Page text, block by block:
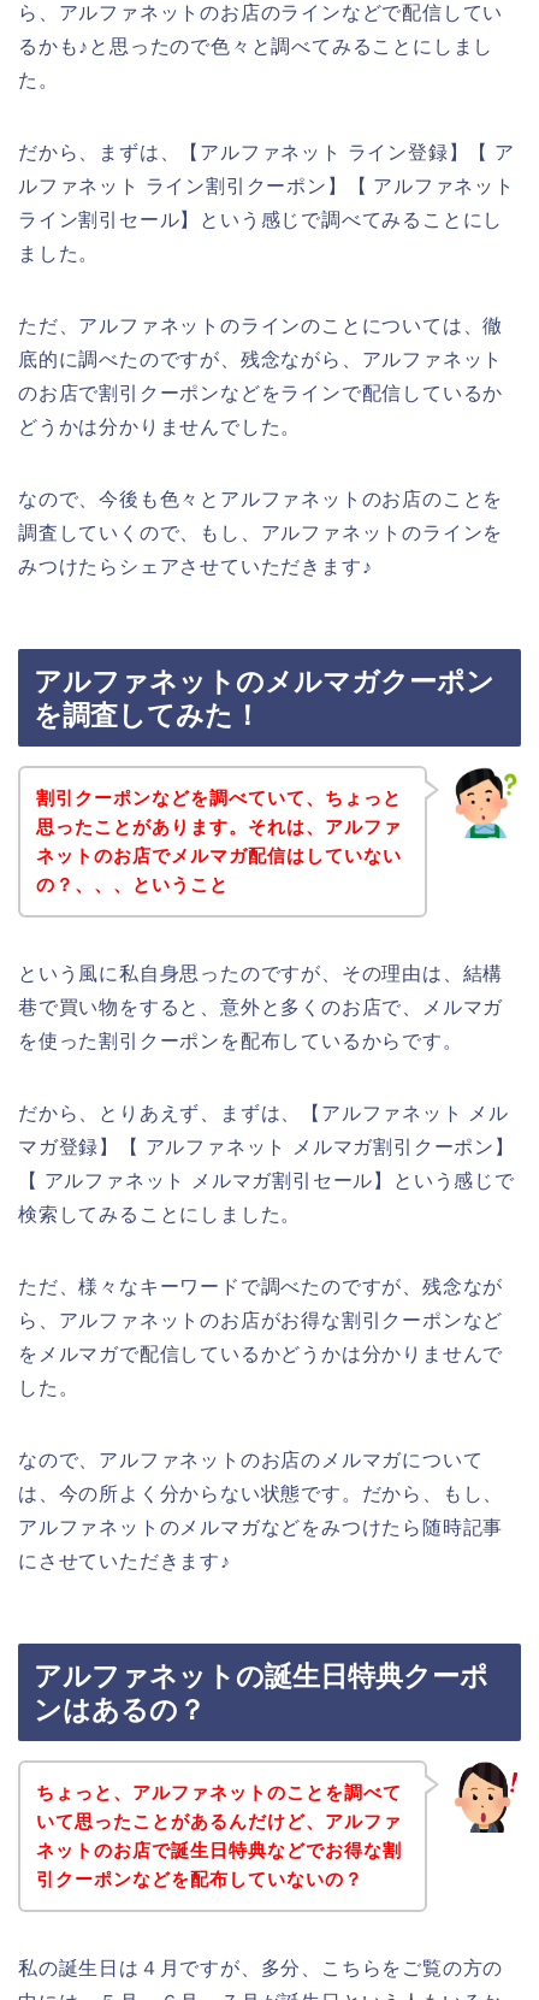
ら、アルファネットのお店のラインなどで配信してい
るかも♪と思ったので色々と調べてみることにしまし
た。
だから、まずは、【アルファネット ライン登録】【 ア
ルファネット ライン割引クーポン】【 アルファネット
ライン割引セール】という感じで調べてみることにし
ました。
ただ、アルファネットのラインのことについては、徹
底的に調べたのですが、残念ながら、アルファネット
のお店で割引クーポンなどをラインで配信しているか
どうかは分かりませんでした。
なので、今後も色々とアルファネットのお店のことを
調査していくので、もし、アルファネットのラインを
みつけたらシェアさせていただきます♪
アルファネットのメルマガクーポン
を調査してみた！
割引クーポンなどを調べていて、ちょっと
思ったことがあります。それは、アルファ
ネットのお店でメルマガ配信はしていない
の？、、、ということ
という風に私自身思ったのですが、その理由は、結構
巷で買い物をすると、意外と多くのお店で、メルマガ
を使った割引クーポンを配布しているからです。
だから、とりあえず、まずは、【アルファネット メル
マガ登録】【 アルファネット メルマガ割引クーポン】
【 アルファネット メルマガ割引セール】という感じで
検索してみることにしました。
ただ、様々なキーワードで調べたのですが、残念なが
ら、アルファネットのお店がお得な割引クーポンなど
をメルマガで配信しているかどうかは分かりませんで
した。
なので、アルファネットのお店のメルマガについて
は、今の所よく分からない状態です。だから、もし、
アルファネットのメルマガなどをみつけたら随時記事
にさせていただきます♪
アルファネットの誕生日特典クーポ
ンはあるの？
ちょっと、アルファネットのことを調べて
いて思ったことがあるんだけど、アルファ
ネットのお店で誕生日特典などでお得な割
引クーポンなどを配布していないの？
私の誕生日は４月ですが、多分、こちらをご覧の方の